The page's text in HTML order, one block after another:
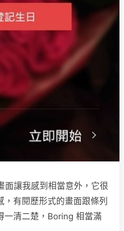
面讓我感到相當意外，它很
有閱歷形式的畫面跟條列
一清二楚，Boring 相當滿